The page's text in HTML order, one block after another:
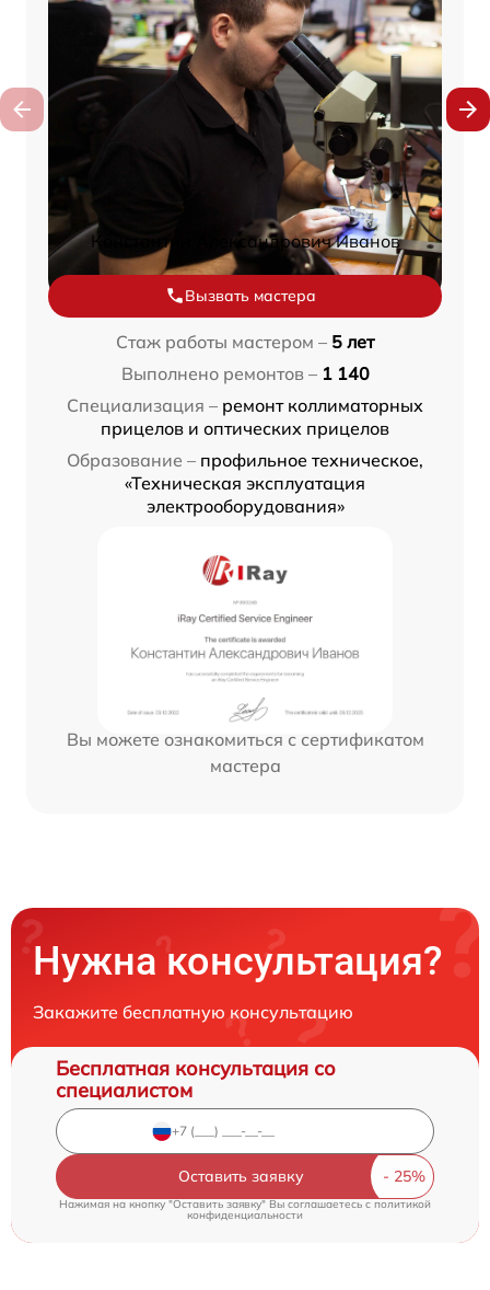
Константин Александрович Иванов
Вызвать мастера
Стаж работы мастером – 5 лет
Выполнено ремонтов – 1 140
Специализация – ремонт коллиматорных
прицелов и оптических прицелов
Образование – профильное техническое,
«Техническая эксплуатация
электрооборудования»
Вы можете ознакомиться с сертификатом
мастера
Нужна консультация?
Закажите бесплатную консультацию
Бесплатная консультация со
специалистом
Оставить заявку
Нажимая на кнопку "Оставить заявку" Вы соглашаетесь cполитикой
конфиденциальности